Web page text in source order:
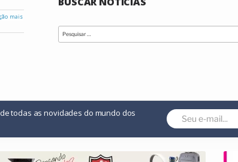
mais
por:
todas as novidades do mundo dos